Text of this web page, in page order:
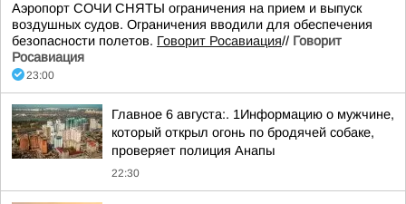
Аэропорт СОЧИ СНЯТЫ ограничения на прием и выпуск
воздушных судов. Ограничения вводили для обеспечения
безопасности полетов. Говорит Росавиация// Говорит
Росавиация
23:00
Главное 6 августа:. 1Информацию о мужчине,
который открыл огонь по бродячей собаке,
проверяет полиция Анапы
22:30